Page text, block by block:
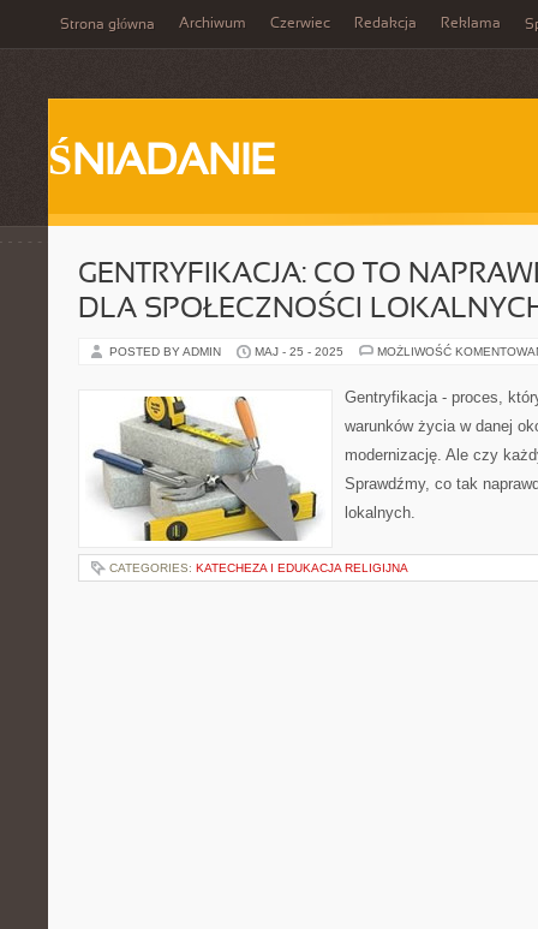
Strona główna Archiwum Czerwiec Redakcja Reklama
ŚNIADANIE
GENTRYFIKACJA: CO TO
DLA SPOŁECZNOŚCI
POSTED BY ADMIN MAJ - 25 - 2025 MOŻLIWOŚĆ
Gentryfikacja - proces,
warunków życia w danej
modernizację. Ale czy
Sprawdźmy, co tak
lokalnych.
CATEGORIES: KATECHEZA I EDUKACJA RELIGIJNA